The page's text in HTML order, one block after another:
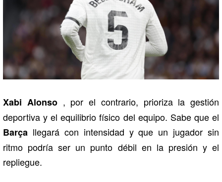
Xabi Alonso, por el contrario, prioriza la gestión
deportiva y el equilibrio físico del equipo. Sabe que el
Barça llegará con intensidad y que un jugador sin
ritmo podría ser un punto débil en la presión y el
repliegue.